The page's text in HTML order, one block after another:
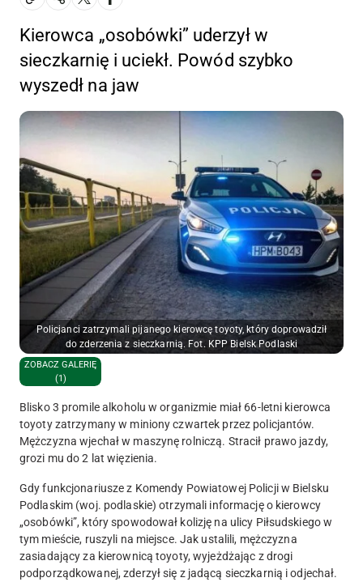
Kierowca „osobówki” uderzył w
sieczkarnię i uciekł. Powód szybko
wyszedł na jaw
Policjanci zatrzymali pijanego kierowcę toyoty, który doprowadził
do zderzenia z sieczkarnią. Fot. KPP Bielsk Podlaski
ZOBACZ GALERIĘ
(1)
Blisko 3 promile alkoholu w organizmie miał 66-letni kierowca
toyoty zatrzymany w miniony czwartek przez policjantów.
Mężczyzna wjechał w maszynę rolniczą. Stracił prawo jazdy,
grozi mu do 2 lat więzienia.
Gdy funkcjonariusze z Komendy Powiatowej Policji w Bielsku
Podlaskim (woj. podlaskie) otrzymali informację o kierowcy
„osobówki”, który spowodował kolizję na ulicy Piłsudskiego w
tym mieście, ruszyli na miejsce. Jak ustalili, mężczyzna
zasiadający za kierownicą toyoty, wyjeżdżając z drogi
podporządkowanej, zderzył się z jadącą sieczkarnią i odjechał.